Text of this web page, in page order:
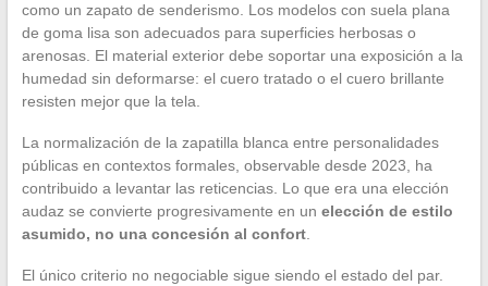
como un zapato de senderismo. Los modelos con suela plana
de goma lisa son adecuados para superficies herbosas o
arenosas. El material exterior debe soportar una exposición a la
humedad sin deformarse: el cuero tratado o el cuero brillante
resisten mejor que la tela.
La normalización de la zapatilla blanca entre personalidades
públicas en contextos formales, observable desde 2023, ha
contribuido a levantar las reticencias. Lo que era una elección
audaz se convierte progresivamente en un elección de estilo
asumido, no una concesión al confort.
El único criterio no negociable sigue siendo el estado del par.